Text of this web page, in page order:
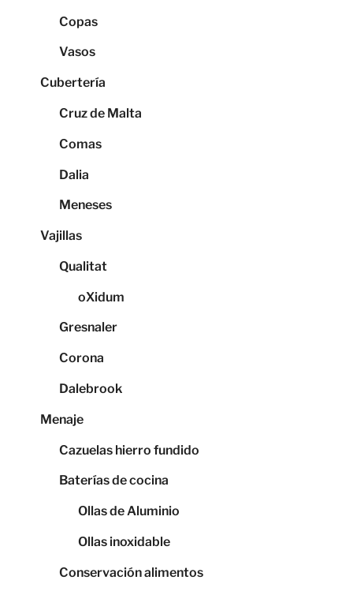
Copas
Vasos
Cubertería
Cruz de Malta
Comas
Dalia
Meneses
Vajillas
Qualitat
oXidum
Gresnaler
Corona
Dalebrook
Menaje
Cazuelas hierro fundido
Baterías de cocina
Ollas de Aluminio
Ollas inoxidable
Conservación alimentos